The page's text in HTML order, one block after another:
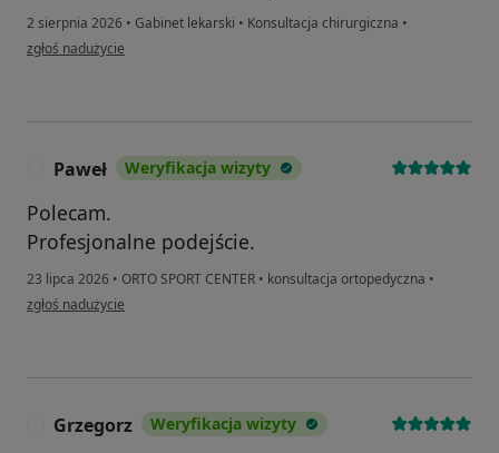
2 sierpnia 2026 • Gabinet lekarski • Konsultacja chirurgiczna •
w opinii użytkownika Franciszek Żurawski
zgłoś nadużycie
Paweł Weryfikacja wizyty
Polecam.
Profesjonalne podejście.
23 lipca 2026 • ORTO SPORT CENTER • konsultacja ortopedyczna •
w opinii użytkownika Paweł
zgłoś nadużycie
Grzegorz Weryfikacja wizyty